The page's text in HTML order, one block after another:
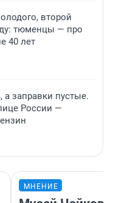
второй
тюменцы — про
40 лет
заправки пустые.
России —
МНЕНИЕ